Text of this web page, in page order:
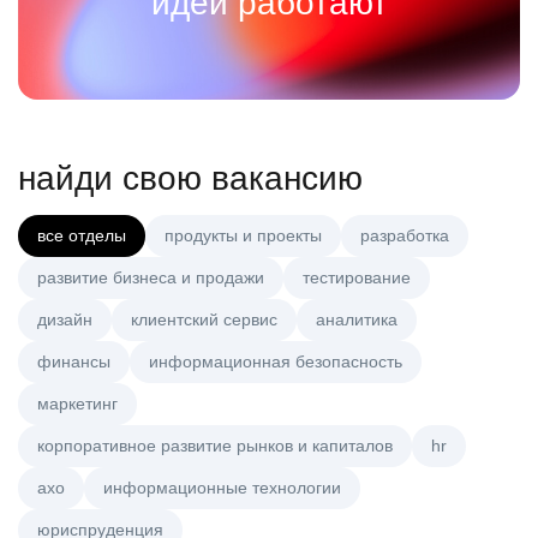
найди свою вакансию
все отделы продукты и проекты разработка
развитие бизнеса и продажи тестирование
дизайн клиентский сервис аналитика
финансы информационная безопасность
маркетинг
корпоративное развитие рынков и капиталов hr
axo информационные технологии
юриспруденция